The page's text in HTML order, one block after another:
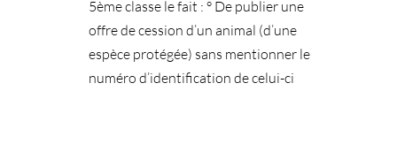
5ème classe le fait : ° De publier une
offre de cession d’un animal (d’une
espèce protégée) sans mentionner le
numéro d’identification de celui-ci